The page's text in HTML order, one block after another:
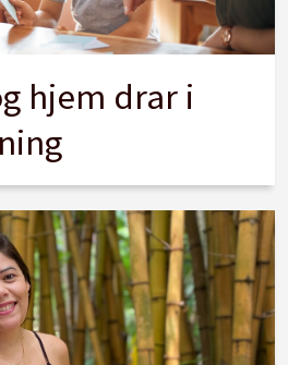
hjem drar i